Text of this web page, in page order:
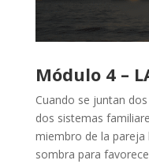
Módulo 4 –
Cuando se juntan
dos sistemas
miembro de la
sombra para